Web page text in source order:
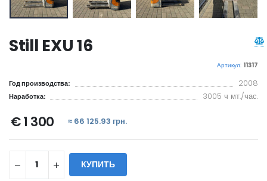
Still EXU 16
Артикул: 11317
Год производства: 2008
Наработка: 3005 ч мт./час.
€ 1 300 ≈ 66 125.93 грн.
КУПИТЬ